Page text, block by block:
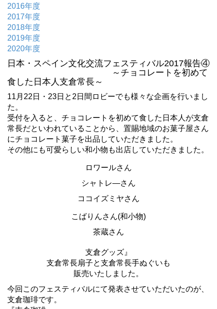
2016年度
2017年度
2018年度
2019年度
2020年度
日本・スペイン文化交流フェスティバル2017報告④
～チョコレートを初めて
食した日本人支倉常長～
11月22日・23日と2日間ロビーでも様々な企画を行いまし
た。
受付を入ると、チョコレートを初めて食した日本人が支倉
常長だといわれていることから、置賜地域のお菓子屋さん
にチョコレート菓子を出品していただきました。
その他にも可愛らしい和小物も出店していただきました。
ロワールさん
シャトレ―さん
ココイズミヤさん
こばりんさん(和小物)
茶蔵さん
支倉グッズ』
支倉常長扇子と支倉常長手ぬぐいも
販売いたしました。
今回このフェスティバルにて発表させていただいたのが、
支倉珈琲です。